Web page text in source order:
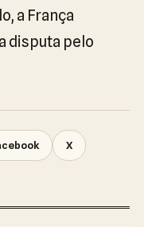
a França
disputa pelo
X